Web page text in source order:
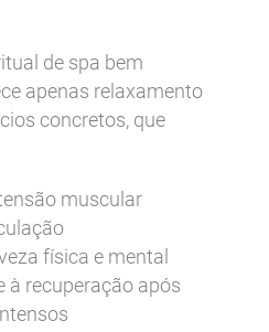
de spa bem
apenas relaxamento
concretos, que
muscular
física e mental
à recuperação após